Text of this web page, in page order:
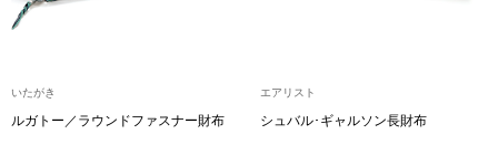
いたがき
ルガトー／ラウンドファスナー財布
エアリスト
シュバル･ギャルソン長財布